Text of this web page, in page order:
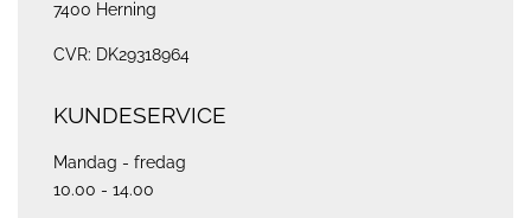
7400 Herning
CVR: DK29318964
KUNDESERVICE
Mandag - fredag
10.00 - 14.00